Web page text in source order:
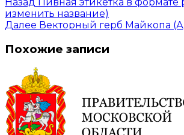
изменить название)
Далее Векторный герб Майкопа
Похожие записи